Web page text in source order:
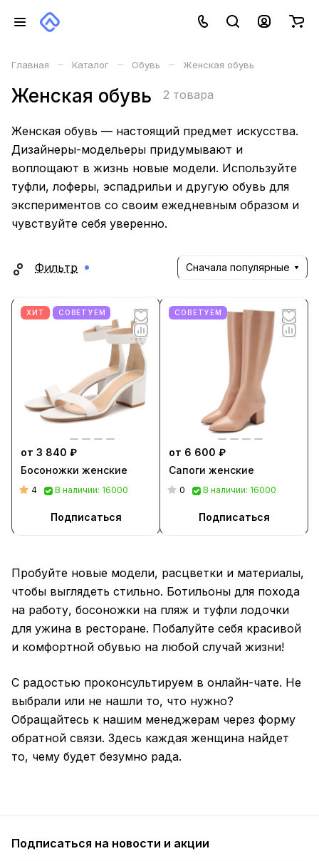
Главная – Каталог – Обувь – Женская обувь
Женская обувь 2 товара
Женская обувь — настоящий предмет искусства.
Дизайнеры-модельеры придумывают и
воплощают в жизнь новые модели. Используйте
туфли, лоферы, эспадрильи и другую обувь для
экспериментов со своим ежедневным образом и
чувствуйте себя уверенно.
Фильтр Сначала популярные
ХИТ СОВЕТУЕМ
от 3 840 ₽
Босоножки женские
4 В наличии: 16000
Подписаться
СОВЕТУЕМ
от 6 600 ₽
Сапоги женские
0 В наличии: 16000
Подписаться
Пробуйте новые модели, расцветки и материалы,
чтобы выглядеть стильно. Ботильоны для похода
на работу, босоножки на пляж и туфли лодочки
для ужина в ресторане. Побалуйте себя красивой
и комфортной обувью на любой случай жизни!
С радостью проконсультируем в онлайн-чате. Не
выбрали или не нашли то, что нужно?
Обращайтесь к нашим менеджерам через форму
обратной связи. Здесь каждая женщина найдет
то, чему будет безумно рада.
Подписаться на новости и акции